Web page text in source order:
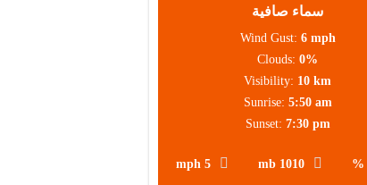
سماء صافية
1010 mb
5 mph
Wind Gust: 6 mph
Clouds: 0%
Visibility: 10 km
Sunrise: 5:50 am
Sunset: 7:30 pm